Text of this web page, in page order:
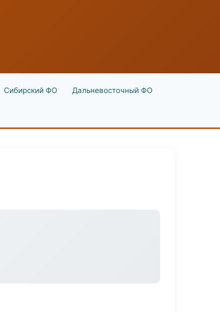
Сибирский ФО Дальневосточный ФО